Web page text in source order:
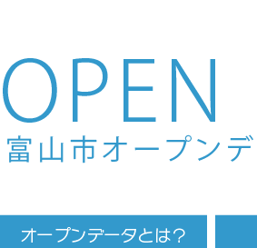
Skip to main content